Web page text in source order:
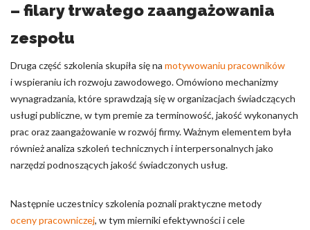
– filary trwałego zaangażowania
zespołu
Druga część szkolenia skupiła się na motywowaniu pracowników
i wspieraniu ich rozwoju zawodowego. Omówiono mechanizmy
wynagradzania, które sprawdzają się w organizacjach świadczących
usługi publiczne, w tym premie za terminowość, jakość wykonanych
prac oraz zaangażowanie w rozwój firmy. Ważnym elementem była
również analiza szkoleń technicznych i interpersonalnych jako
narzędzi podnoszących jakość świadczonych usług.
Następnie uczestnicy szkolenia poznali praktyczne metody
oceny pracowniczej, w tym mierniki efektywności i cele